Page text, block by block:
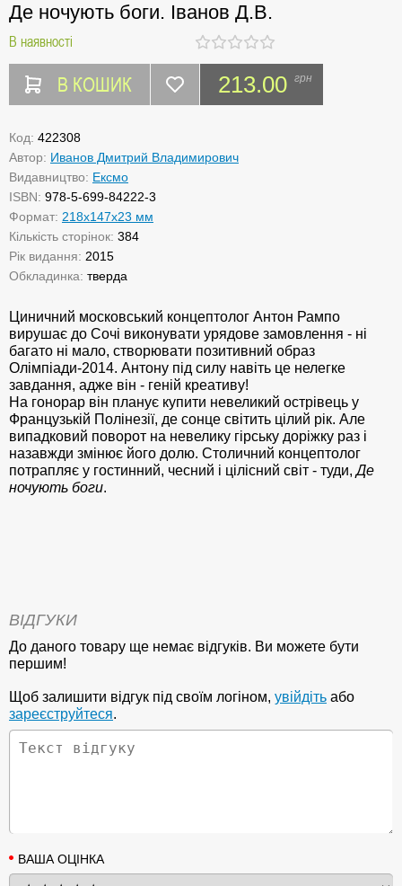
Де ночують боги. Іванов Д.В.
В наявності
В КОШИК 213.00 грн
Код: 422308
Автор: Иванов Дмитрий Владимирович
Видавництво: Ексмо
ISBN: 978-5-699-84222-3
Формат: 218x147x23 мм
Кількість сторінок: 384
Рік видання: 2015
Обкладинка: тверда
Циничний московський концептолог Антон Рампо
вирушає до Сочі виконувати урядове замовлення - ні
багато ні мало, створювати позитивний образ
Олімпіади-2014. Антону під силу навіть це нелегке
завдання, адже він - геній креативу!
На гонорар він планує купити невеликий острівець у
Французькій Полінезії, де сонце світить цілий рік. Але
випадковий поворот на невелику гірську доріжку раз і
назавжди змінює його долю. Столичний концептолог
потрапляє у гостинний, чесний і цілісний світ - туди,Де
ночують боги.
ВІДГУКИ
До даного товару ще немає відгуків. Ви можете бути
першим!
Щоб залишити відгук під своїм логіном, увійдіть або
зареєструйтеся.
ВАША ОЦІНКА